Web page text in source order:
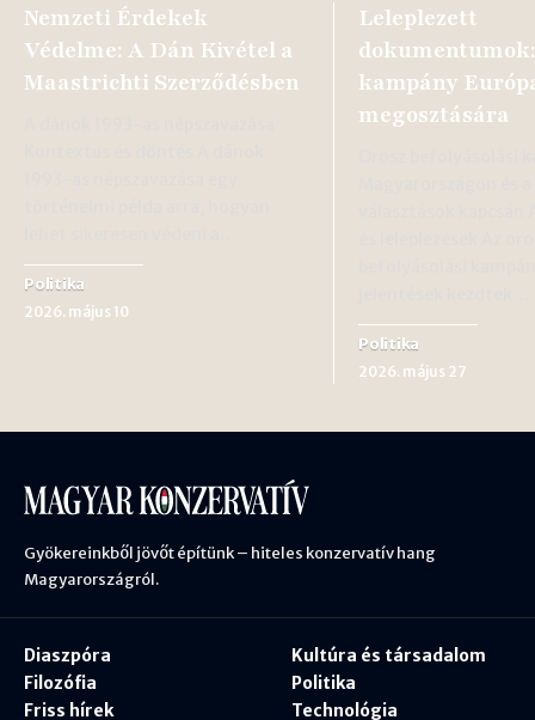
Nemzeti Érdekek
Védelme: A Dán Kivétel a
Maastrichti Szerződésben
Politika
2026. május 10
Leleplezett
kampány
megosztására
Politika
2026. május 27
Gyökereinkből jövőt építünk – hiteles konzervatív hang
Magyarországról.
Diaszpóra
Filozófia
Friss hírek
Kultúra és társadalom
Politika
Technológia